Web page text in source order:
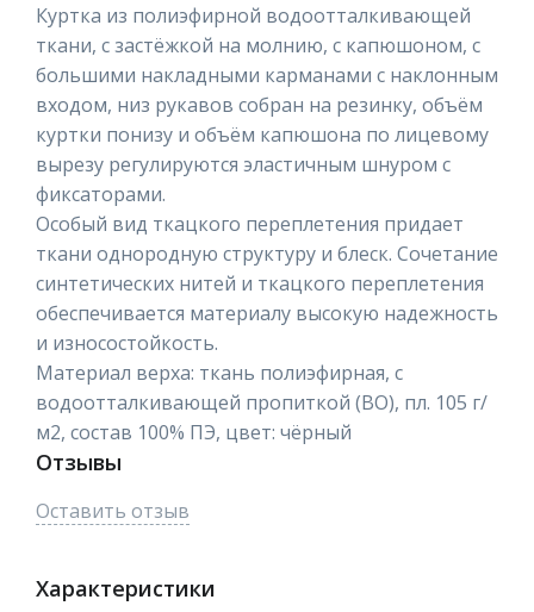
Куртка из полиэфирной водоотталкивающей
ткани, с застёжкой на молнию, с капюшоном, с
большими накладными карманами с наклонным
входом, низ рукавов собран на резинку, объём
куртки понизу и объём капюшона по лицевому
вырезу регулируются эластичным шнуром с
фиксаторами.
Особый вид ткацкого переплетения придает
ткани однородную структуру и блеск. Сочетание
синтетических нитей и ткацкого переплетения
обеспечивается материалу высокую надежность
и износостойкость.
Материал верха: ткань полиэфирная, с
водоотталкивающей пропиткой (ВО), пл. 105 г/
м2, состав 100% ПЭ, цвет: чёрный
Отзывы
Оставить отзыв
Характеристики